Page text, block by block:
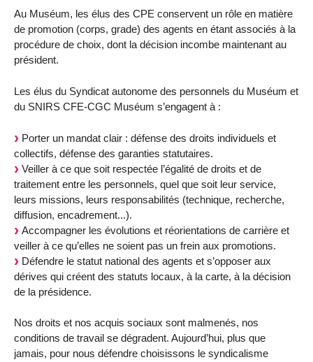
Au Muséum, les élus des CPE conservent un rôle en matière
de promotion (corps, grade) des agents en étant associés à la
procédure de choix, dont la décision incombe maintenant au
président.
Les élus du Syndicat autonome des personnels du Muséum et
du SNIRS CFE-CGC Muséum s’engagent à :
Porter un mandat clair : défense des droits individuels et
collectifs, défense des garanties statutaires.
Veiller à ce que soit respectée l’égalité de droits et de
traitement entre les personnels, quel que soit leur service,
leurs missions, leurs responsabilités (technique, recherche,
diffusion, encadrement...).
Accompagner les évolutions et réorientations de carrière et
veiller à ce qu’elles ne soient pas un frein aux promotions.
Défendre le statut national des agents et s’opposer aux
dérives qui créent des statuts locaux, à la carte, à la décision
de la présidence.
Nos droits et nos acquis sociaux sont malmenés, nos
conditions de travail se dégradent. Aujourd’hui, plus que
jamais, pour nous défendre choisissons le syndicalisme